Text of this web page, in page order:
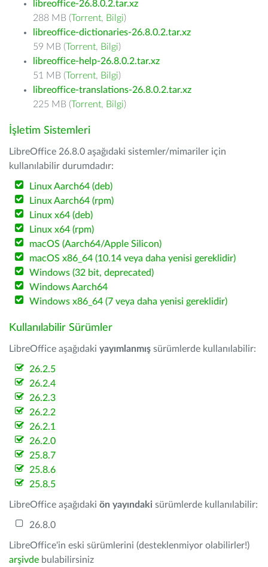
libreoffice-26.8.0.2.tar.xz
288 MB (Torrent, Bilgi)
libreoffice-dictionaries-26.8.0.2.tar.xz
59 MB (Torrent, Bilgi)
libreoffice-help-26.8.0.2.tar.xz
51 MB (Torrent, Bilgi)
libreoffice-translations-26.8.0.2.tar.xz
225 MB (Torrent, Bilgi)
İşletim Sistemleri
LibreOffice 26.8.0 aşağıdaki sistemler/mimariler için
kullanılabilir durumdadır:
Linux Aarch64 (deb)
Linux Aarch64 (rpm)
Linux x64 (deb)
Linux x64 (rpm)
macOS (Aarch64/Apple Silicon)
macOS x86_64 (10.14 veya daha yenisi gereklidir)
Windows (32 bit, deprecated)
Windows Aarch64
Windows x86_64 (7 veya daha yenisi gereklidir)
Kullanılabilir Sürümler
LibreOffice aşağıdaki yayımlanmış sürümlerde kullanılabilir:
26.2.5
26.2.4
26.2.3
26.2.2
26.2.1
26.2.0
25.8.7
25.8.6
25.8.5
LibreOffice aşağıdaki ön yayındaki sürümlerde kullanılabilir:
26.8.0
LibreOffice'in eski sürümlerini (desteklenmiyor olabilirler!)
arşivde bulabilirsiniz